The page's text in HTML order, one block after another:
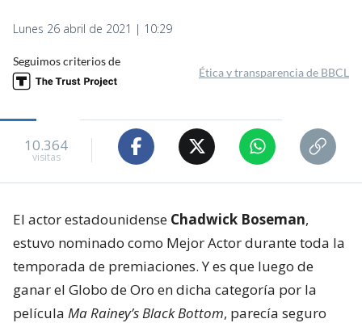
Lunes 26 abril de 2021 | 10:29
Seguimos criterios de
Ética y transparencia de BBCL
10.364
visitas
El actor estadounidense Chadwick Boseman,
estuvo nominado como Mejor Actor durante toda la
temporada de premiaciones. Y es que luego de
ganar el Globo de Oro en dicha categoría por la
película Ma Rainey’s Black Bottom, parecía seguro